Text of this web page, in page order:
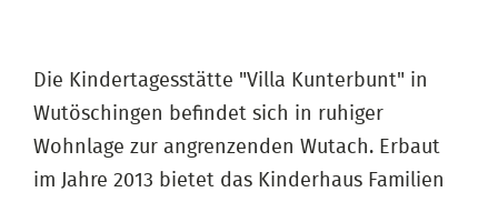
Die Kindertagesstätte "Villa Kunterbunt" in
Wutöschingen befindet sich in ruhiger
Wohnlage zur angrenzenden Wutach. Erbaut
im Jahre 2013 bietet das Kinderhaus Familien